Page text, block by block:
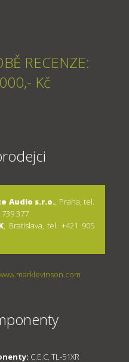
RECENZE:
Kč
Audio s.r.o., Praha, tel.
377
, Bratislava, tel. +421 905
C.E.C. TL-51XR